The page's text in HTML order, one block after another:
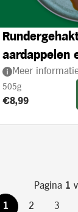
aardappelen
crème
Meer
505g
Product prijs:
€8,99
Pagina 1
1 2 3